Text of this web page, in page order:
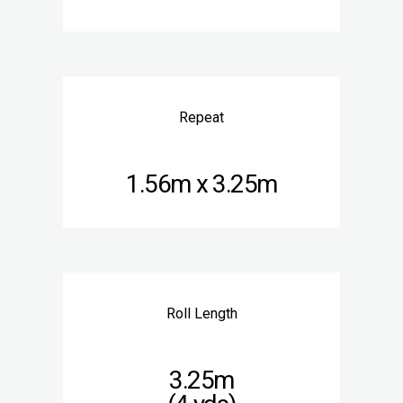
Repeat
1.56m x 3.25m
Roll Length
3.25m